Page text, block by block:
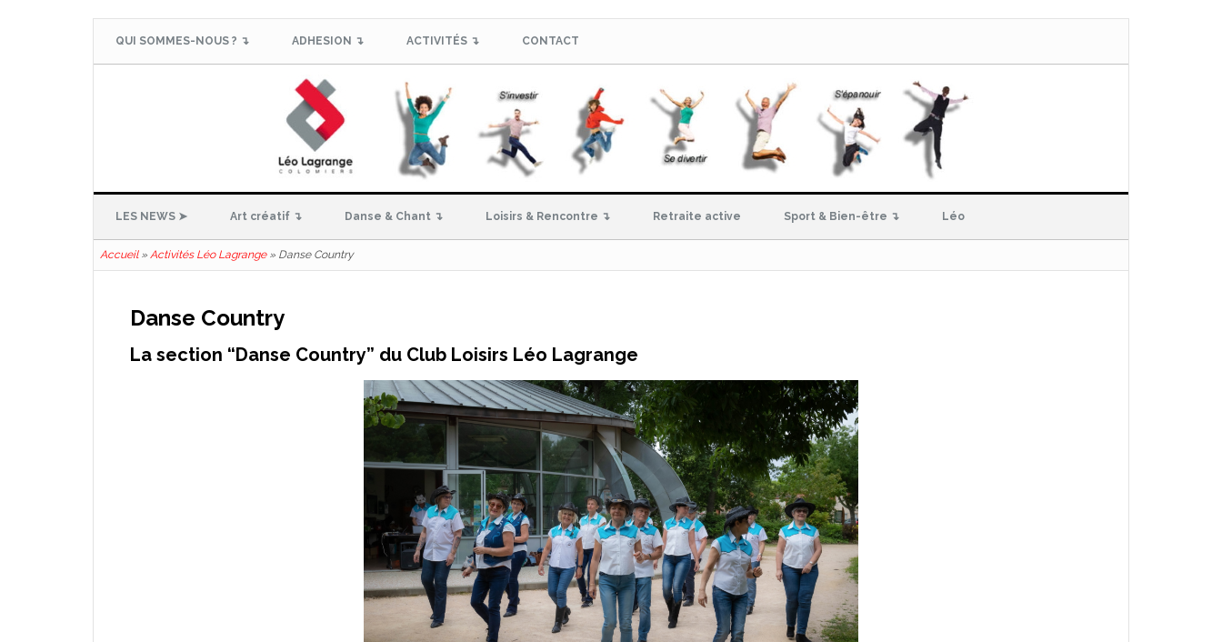
QUI SOMMES-NOUS ? ↴ ADHESION ↴ ACTIVITÉS ↴ CONTACT
LES NEWS ➤ Art créatif ↴ Danse & Chant ↴ Loisirs & Rencontre ↴ Retraite active Sport & Bien-être ↴ Léo
Accueil» Activités Léo Lagrange» Danse Country
Danse Country
La section “Danse Country” du Club Loisirs Léo Lagrange